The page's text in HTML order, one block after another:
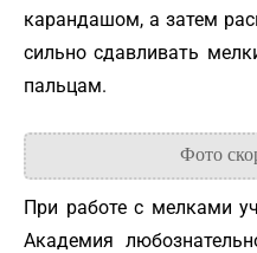
карандашом, а затем
сильно сдавливать
пальцам.
При работе с мелками
Академия